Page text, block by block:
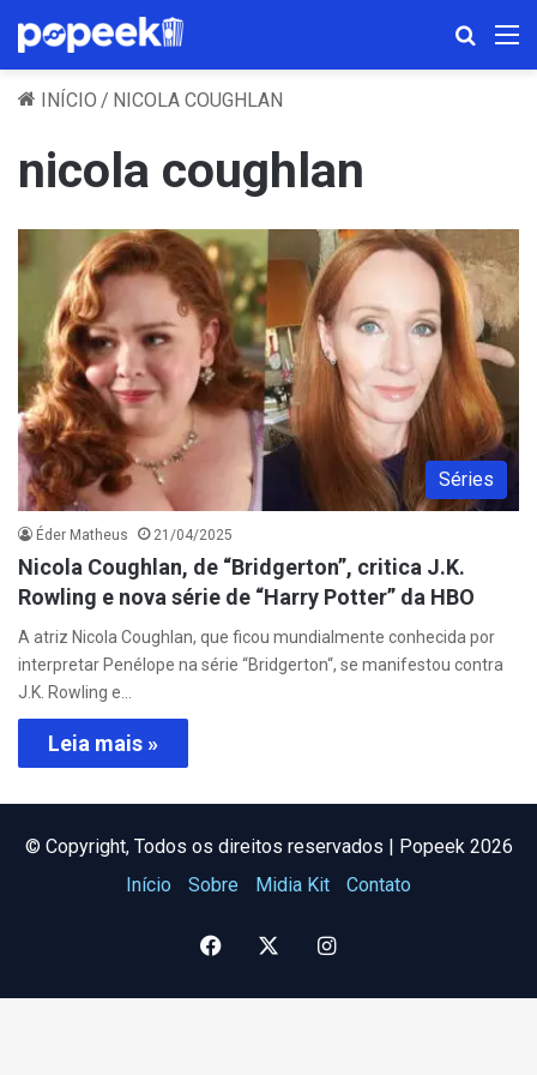
INÍCIO / NICOLA COUGHLAN
nicola coughlan
Séries
Éder Matheus 21/04/2025
Nicola Coughlan, de “Bridgerton”, critica J.K.
Rowling e nova série de “Harry Potter” da HBO
A atriz Nicola Coughlan, que ficou mundialmente conhecida por
interpretar Penélope na série “Bridgerton“, se manifestou contra
J.K. Rowling e…
Leia mais »
©️ Copyright, Todos os direitos reservados | Popeek 2026
Início
Sobre Midia Kit Contato
Facebook Instagram